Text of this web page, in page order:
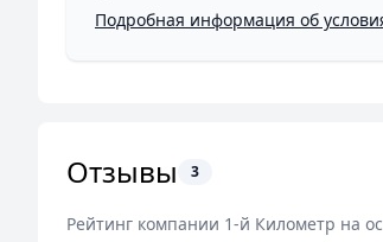
Подробная информация об
Отзывы 3
Рейтинг компании 1-й Километр на